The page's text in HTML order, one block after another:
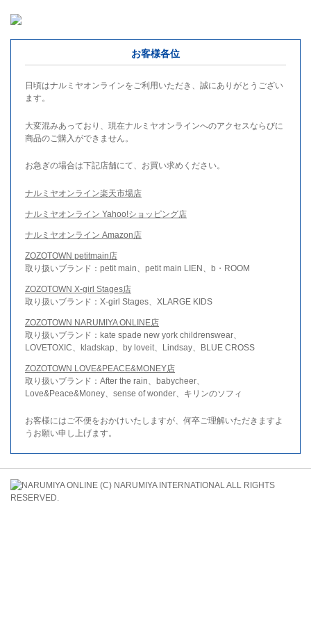
お客様各位
日頃はナルミヤオンラインをご利用いただき、誠にありがとうござい
ます。
大変混みあっており、現在ナルミヤオンラインへのアクセスならびに
商品のご購入ができません。
お急ぎの場合は下記店舗にて、お買い求めください。
ナルミヤオンライン楽天市場店
ナルミヤオンライン Yahoo!ショッピング店
ナルミヤオンライン Amazon店
ZOZOTOWN petitmain店
取り扱いブランド：petit main、petit main LIEN、b・ROOM
ZOZOTOWN X-girl Stages店
取り扱いブランド：X-girl Stages、XLARGE KIDS
ZOZOTOWN NARUMIYA ONLINE店
取り扱いブランド：kate spade new york childrenswear、
LOVETOXIC、kladskap、by loveit、Lindsay、BLUE CROSS
ZOZOTOWN LOVE&PEACE&MONEY店
取り扱いブランド：After the rain、babycheer、
Love&Peace&Money、sense of wonder、キリンのソフィ
お客様にはご不便をおかけいたしますが、何卒ご理解いただきますよ
うお願い申し上げます。